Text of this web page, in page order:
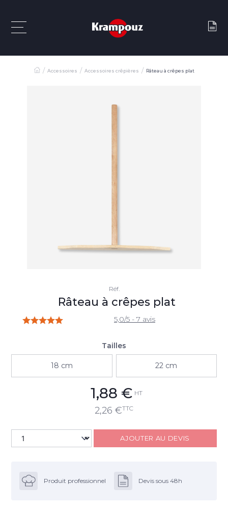
Accessoires Accessoires crêpières Râteau à crêpes plat
Réf.
Râteau à crêpes plat
5,0/5 - 7 avis
Tailles
18 cm 22 cm
1,88 € HT
2,26 €TTC
AJOUTER AU DEVIS
Produit professionnel Devis sous 48h